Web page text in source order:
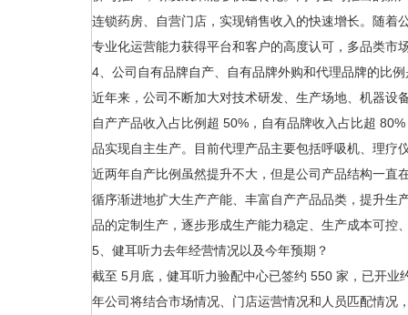
连锁药房、自营门店，实现销售收入的快速增长。随着
专业化运营能力获得平台和客户的高度认可，多品类市
4、公司自有品牌自产、自有品牌外购和代理品牌的比
近年来，公司不断加大对技术研发、生产场地、机器
自产产品收入占比例超 50%，自有品牌收入占比超
品实现自主生产。目前代理产品主要包括呼吸机、理疗
近两年自产比例虽然提升不大，但是公司产品结构一直
循序渐进地扩大生产产能、丰富自产产品品类，提升生
品的定制生产，逐步形成生产能力稳定、生产成本可控
5、健耳听力去年经营情况以及今年预期？
截至 5月底，健耳听力验配中心已签约 550 家，已开
年公司将结合市场情况、门店运营情况和人员匹配情况